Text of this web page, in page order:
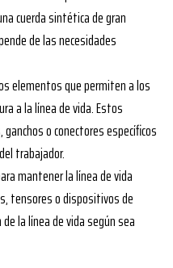
cuerda sintética de gran
de las necesidades
elementos que permiten a los
a la línea de vida. Estos
o conectores específicos
trabajador.
mantener la línea de vida
tensores o dispositivos de
la línea de vida según sea